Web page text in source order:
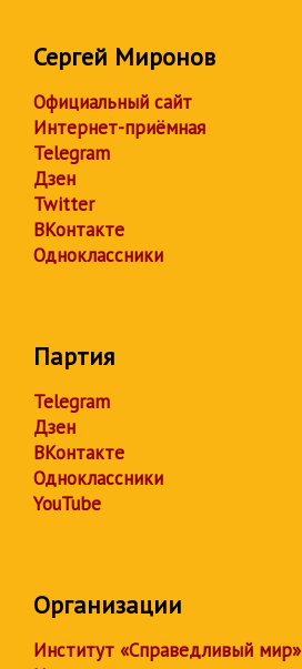
Сергей Миронов
Официальный сайт
Интернет-приёмная
Telegram
Дзен
Twitter
ВКонтакте
Одноклассники
Партия
Telegram
Дзен
ВКонтакте
Одноклассники
YouTube
Организации
Институт «Справедливый мир»